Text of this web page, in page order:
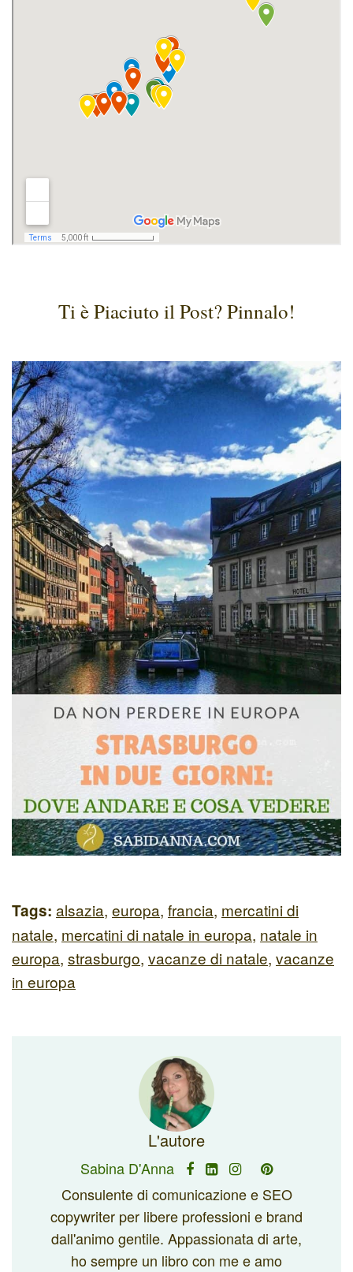
Ti è Piaciuto il Post? Pinnalo!
Tags: alsazia, europa, francia, mercatini di
natale, mercatini di natale in europa, natale in
europa, strasburgo, vacanze di natale, vacanze
in europa
L'autore
Sabina D'Anna
Consulente di comunicazione e SEO
copywriter per libere professioni e brand
dall'animo gentile. Appassionata di arte,
ho sempre un libro con me e amo